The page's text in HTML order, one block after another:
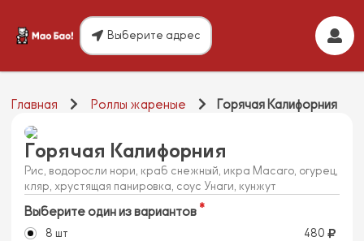
Выберите адрес
Главная Роллы жареные Горячая Калифорния
Горячая Калифорния
Рис, водоросли нори, краб снежный, икра Масаго, огурец,
кляр, хрустящая панировка, соус Унаги, кунжут
Выберите один из вариантов
8 шт 480